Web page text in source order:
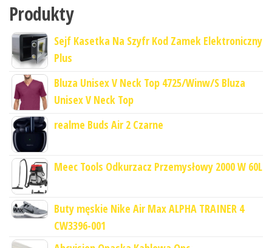
Produkty
Sejf Kasetka Na Szyfr Kod Zamek Elektroniczny
Plus
Bluza Unisex V Neck Top 4725/Winw/S Bluza
Unisex V Neck Top
realme Buds Air 2 Czarne
Meec Tools Odkurzacz Przemysłowy 2000 W 60L
Buty męskie Nike Air Max ALPHA TRAINER 4
CW3396-001